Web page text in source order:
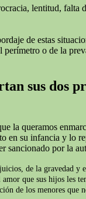
lentitud, falta
de estas
o de la
sus dos
la queramos
en su infancia y lo
sancionado por la
de la gravedad y
que sus hijos les
de los menores que